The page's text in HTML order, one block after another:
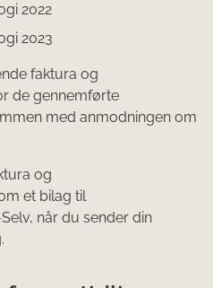
2022
2023
faktura og
de gennemførte
med anmodningen om
og
et bilag til
når du sender din